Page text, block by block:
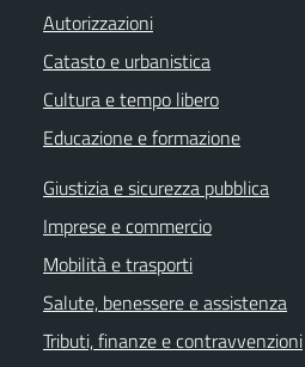
Autorizzazioni
Catasto e urbanistica
Cultura e tempo libero
Educazione e formazione
Giustizia e sicurezza pubblica
Imprese e commercio
Mobilità e trasporti
Salute, benessere e assistenza
Tributi, finanze e contravvenzioni